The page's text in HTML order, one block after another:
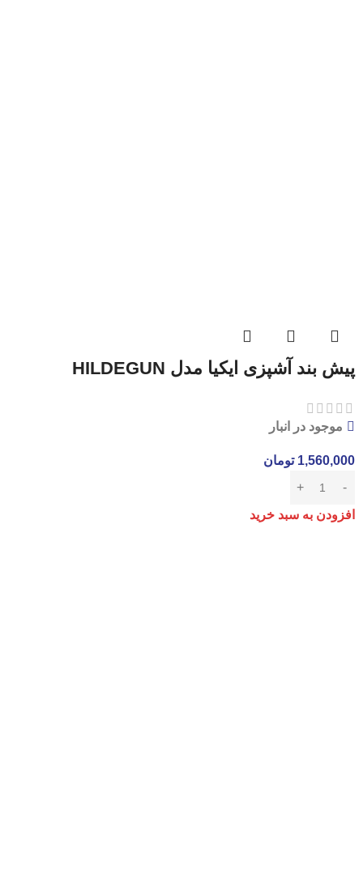
پیش بند آشپزی ایکیا مدل HILDEGUN
موجود در انبار
1,560,000 تومان
افزودن به سبد خرید